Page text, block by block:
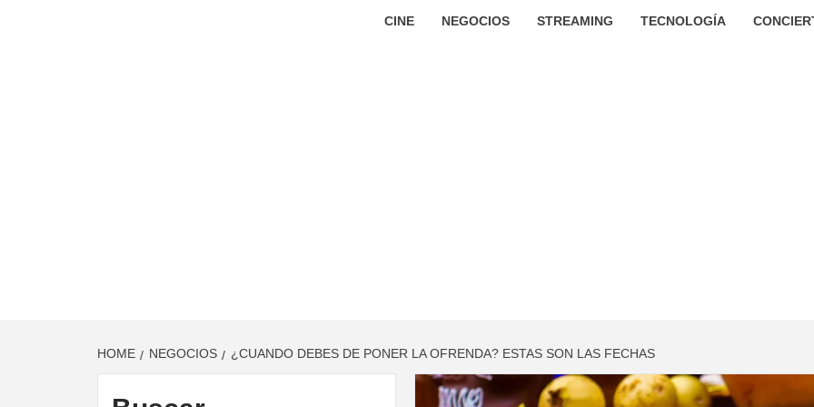
CINE NEGOCIOS STREAMING TECNOLOGÍA
HOME NEGOCIOS ¿CUANDO DEBES DE PONER LA OFRENDA? ESTAS SON LAS FECHAS